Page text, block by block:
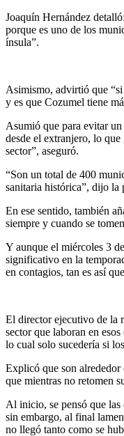
Joaquín Hernández
porque es uno de los
ínsula”.
Asimismo, advirtió que
y es que Cozumel tiene
Asumió que para evitar un
desde el extranjero, lo
sector”, aseguró.
“Son un total de 400
sanitaria histórica”, dijo la
En ese sentido, también
siempre y cuando se
Y aunque el miércoles 3
significativo en la
en contagios, tan es así
El director ejecutivo de la
sector que laboran en
lo cual solo sucedería si
Explicó que son alrededor
que mientras no retomen
Al inicio, se pensó que las
sin embargo, al final
no llegó tanto como se